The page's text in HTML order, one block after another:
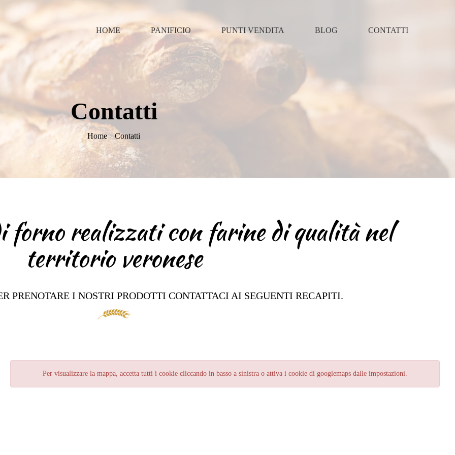
HOME PANIFICIO PUNTI VENDITA BLOG CONTATTI
Contatti
Home Contatti
forno realizzati con farine di qualità nel
territorio veronese
PRENOTARE I NOSTRI PRODOTTI CONTATTACI AI SEGUENTI RECAPITI.
Per visualizzare la mappa, accetta tutti i cookie cliccando in basso a sinistra o attiva i cookie di googlemaps dalle impostazioni.